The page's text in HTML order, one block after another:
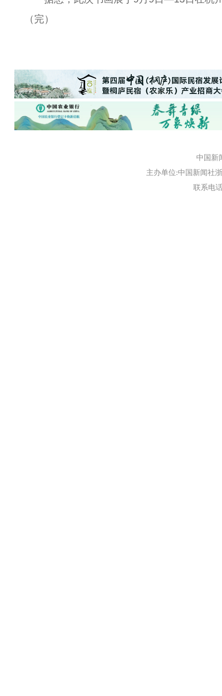
（完）
中国新
主办单位:中国新闻社
联系电